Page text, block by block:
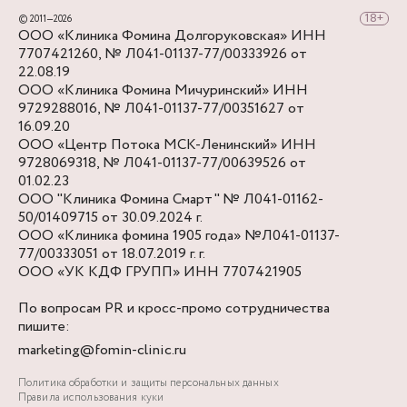
© 2011—2026
ООО «Клиника Фомина Долгоруковская» ИНН
7707421260, № Л041-01137-77/00333926 от
22.08.19
ООО «Клиника Фомина Мичуринский» ИНН
9729288016, № Л041-01137-77/00351627 от
16.09.20
ООО «Центр Потока МСК-Ленинский» ИНН
9728069318, № Л041-01137-77/00639526 от
01.02.23
ООО "Клиника Фомина Смарт" № Л041-01162-
50/01409715 от 30.09.2024 г.
ООО «Клиника фомина 1905 года» №Л041-01137-
77/00333051 от 18.07.2019 г. г.
ООО «УК КДФ ГРУПП» ИНН 7707421905
По вопросам PR и кросс-промо сотрудничества
пишите:
marketing@fomin-clinic.ru
Политика обработки и защиты персональных данных
Правила использования куки